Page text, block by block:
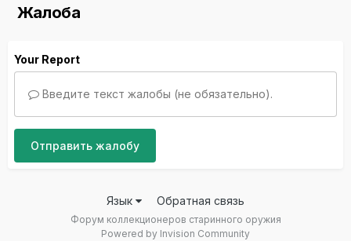
Жалоба
Your Report
Введите текст жалобы (не обязательно).
Отправить жалобу
Язык Обратная связь
Форум коллекционеров старинного оружия
Powered by Invision Community